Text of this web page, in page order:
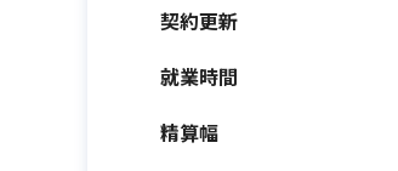
契約更新
就業時間
精算幅